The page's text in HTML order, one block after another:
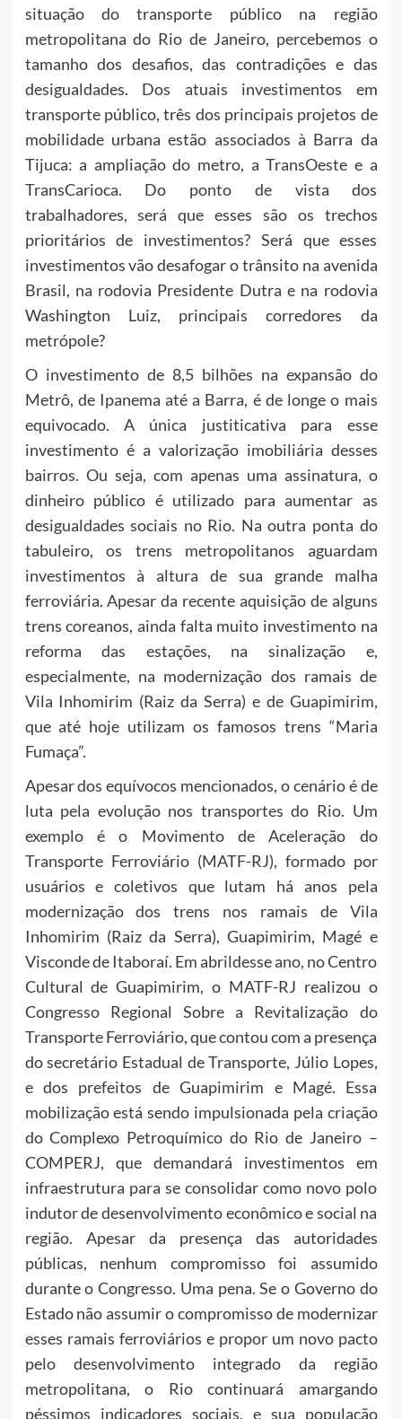
situação do transporte público na região
metropolitana do Rio de Janeiro, percebemos o
tamanho dos desafios, das contradições e das
desigualdades. Dos atuais investimentos em
transporte público, três dos principais projetos de
mobilidade urbana estão associados à Barra da
Tijuca: a ampliação do metro, a TransOeste e a
TransCarioca. Do ponto de vista dos
trabalhadores, será que esses são os trechos
prioritários de investimentos? Será que esses
investimentos vão desafogar o trânsito na avenida
Brasil, na rodovia Presidente Dutra e na rodovia
Washington Luiz, principais corredores da
metrópole?
O investimento de 8,5 bilhões na expansão do
Metrô, de Ipanema até a Barra, é de longe o mais
equivocado. A única justiticativa para esse
investimento é a valorização imobiliária desses
bairros. Ou seja, com apenas uma assinatura, o
dinheiro público é utilizado para aumentar as
desigualdades sociais no Rio. Na outra ponta do
tabuleiro, os trens metropolitanos aguardam
investimentos à altura de sua grande malha
ferroviária. Apesar da recente aquisição de alguns
trens coreanos, ainda falta muito investimento na
reforma das estações, na sinalização e,
especialmente, na modernização dos ramais de
Vila Inhomirim (Raiz da Serra) e de Guapimirim,
que até hoje utilizam os famosos trens “Maria
Fumaça”.
Apesar dos equívocos mencionados, o cenário é de
luta pela evolução nos transportes do Rio. Um
exemplo é o Movimento de Aceleração do
Transporte Ferroviário (MATF-RJ), formado por
usuários e coletivos que lutam há anos pela
modernização dos trens nos ramais de Vila
Inhomirim (Raiz da Serra), Guapimirim, Magé e
Visconde de Itaboraí. Em abrildesse ano, no Centro
Cultural de Guapimirim, o MATF-RJ realizou o
Congresso Regional Sobre a Revitalização do
Transporte Ferroviário, que contou com a presença
do secretário Estadual de Transporte, Júlio Lopes,
e dos prefeitos de Guapimirim e Magé. Essa
mobilização está sendo impulsionada pela criação
do Complexo Petroquímico do Rio de Janeiro –
COMPERJ, que demandará investimentos em
infraestrutura para se consolidar como novo polo
indutor de desenvolvimento econômico e social na
região. Apesar da presença das autoridades
públicas, nenhum compromisso foi assumido
durante o Congresso. Uma pena. Se o Governo do
Estado não assumir o compromisso de modernizar
esses ramais ferroviários e propor um novo pacto
pelo desenvolvimento integrado da região
metropolitana, o Rio continuará amargando
péssimos indicadores sociais, e sua população